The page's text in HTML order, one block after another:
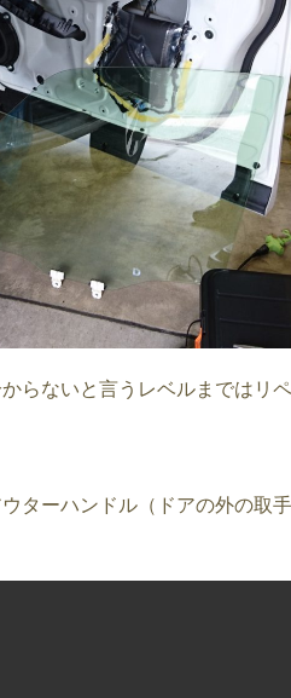
らないと言うレベルまではリ
ターハンドル（ドアの外の取